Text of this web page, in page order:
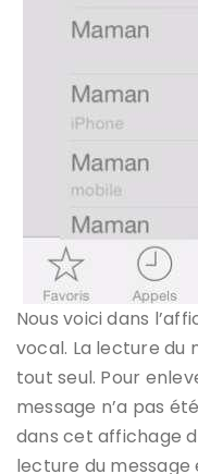
Nous voici dans
vocal. La lecture du
tout seul. Pour
message n’a pas
dans cet affichage
lecture du